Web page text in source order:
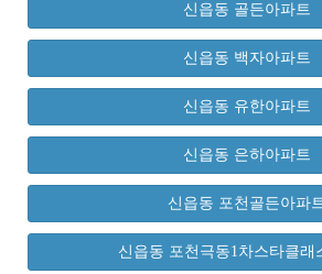
신읍동 골든아파트
신읍동 백자아파트
신읍동 유한아파트
신읍동 은하아파트
신읍동 포천골든아파
신읍동 포천극동1차스타클래